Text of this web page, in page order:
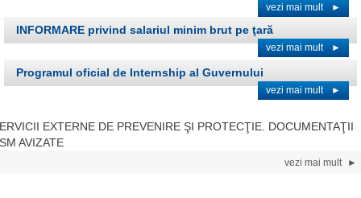
vezi mai mult ►
INFORMARE privind salariul minim brut pe ţară
vezi mai mult ►
Programul oficial de Internship al Guvernului
vezi mai mult ►
EXTERNE DE PREVENIRE ŞI PROTECŢIE. DOCUMENTAŢII
AVIZATE
vezi mai mult ►